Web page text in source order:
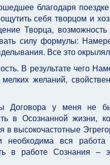
благодаря
себя творцом и
Творца, возможность
силу формулы:
Все это
В результате чего
желаний,
Договора у меня не
в Осознанной жизни,
в высокочастотные
вся работа
в работе Сознания –